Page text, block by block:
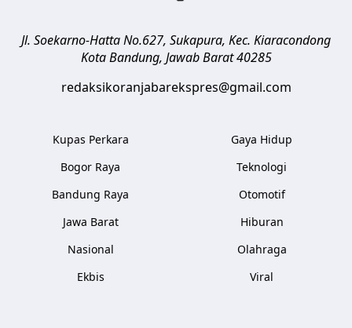
Jl. Soekarno-Hatta No.627, Sukapura, Kec. Kiaracondong
Kota Bandung, Jawab Barat 40285
redaksikoranjabarekspres@gmail.com
Kupas Perkara
Bogor Raya
Bandung Raya
Jawa Barat
Nasional
Ekbis
Gaya Hidup
Teknologi
Otomotif
Hiburan
Olahraga
Viral